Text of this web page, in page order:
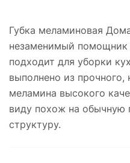
Губка меламиновая
незаменимый помощник
подходит для уборки
выполнено из
меламина высокого
виду похож на обычную
структуру.